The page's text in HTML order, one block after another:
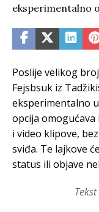
Poslije velikog
Fejsbsuk iz
eksperimentalno
opcija
i video klipove,
sviđa. Te lajkove
status ili objave